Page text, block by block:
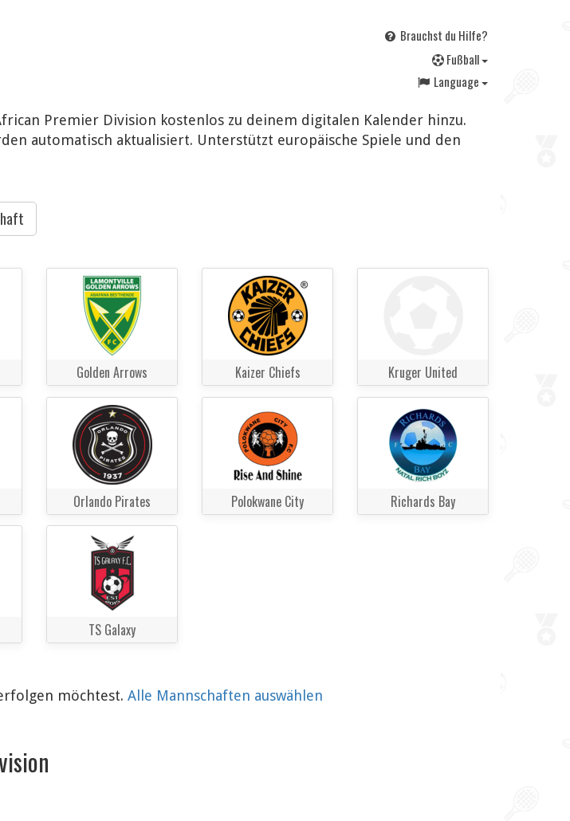
Brauchst du Hilfe?
Fußball
Language
Premier Division kostenlos zu deinem digitalen Kalender hinzu.
automatisch aktualisiert. Unterstützt europäische Spiele und den
Golden Arrows Kaizer Chiefs Kruger United
Orlando Pirates Polokwane City Richards Bay
TS Galaxy
möchtest. Alle Mannschaften auswählen